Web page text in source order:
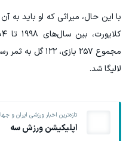
با این حال، میراثی که او باید
لالیگا شد.
تازه‌ترین اخبار ورزشی ایران و
اپلیکیشن ورزش سه